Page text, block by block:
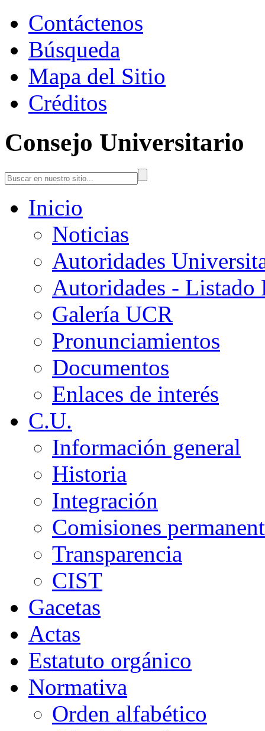
Contáctenos
Búsqueda
Mapa del Sitio
Créditos
Consejo Universitario
Inicio
Noticias
Autoridades
Autoridades - Listado
Galería UCR
Pronunciamientos
Documentos
Enlaces de interés
C.U.
Información general
Historia
Integración
Comisiones
Transparencia
CIST
Gacetas
Actas
Estatuto orgánico
Normativa
Orden alfabético